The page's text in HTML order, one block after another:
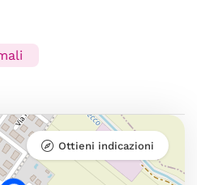
Ottieni indicazioni